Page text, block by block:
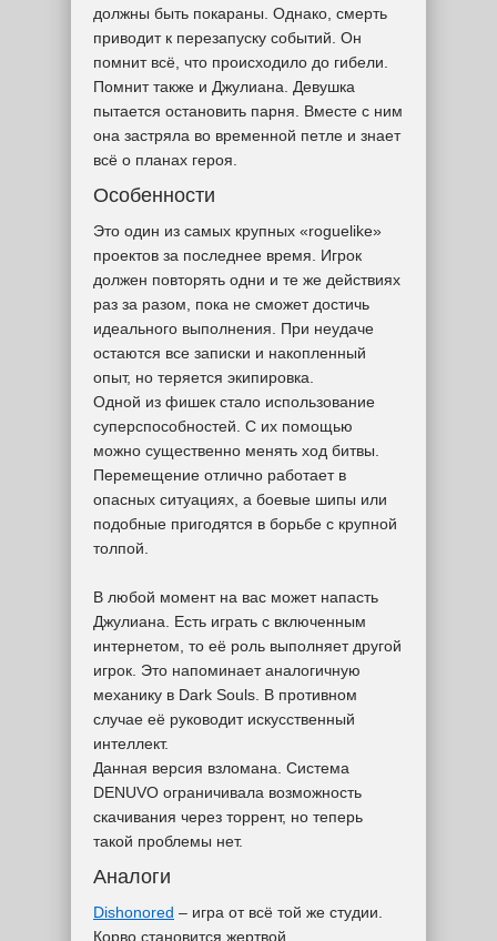
должны быть покараны. Однако, смерть
приводит к перезапуску событий. Он
помнит всё, что происходило до гибели.
Помнит также и Джулиана. Девушка
пытается остановить парня. Вместе с ним
она застряла во временной петле и знает
всё о планах героя.
Особенности
Это один из самых крупных «roguelike»
проектов за последнее время. Игрок
должен повторять одни и те же действиях
раз за разом, пока не сможет достичь
идеального выполнения. При неудаче
остаются все записки и накопленный
опыт, но теряется экипировка.
Одной из фишек стало использование
суперспособностей. С их помощью
можно существенно менять ход битвы.
Перемещение отлично работает в
опасных ситуациях, а боевые шипы или
подобные пригодятся в борьбе с крупной
толпой.
В любой момент на вас может напасть
Джулиана. Есть играть с включенным
интернетом, то её роль выполняет другой
игрок. Это напоминает аналогичную
механику в Dark Souls. В противном
случае её руководит искусственный
интеллект.
Данная версия взломана. Система
DENUVO ограничивала возможность
скачивания через торрент, но теперь
такой проблемы нет.
Аналоги
Dishonored – игра от всё той же студии.
Корво становится жертвой